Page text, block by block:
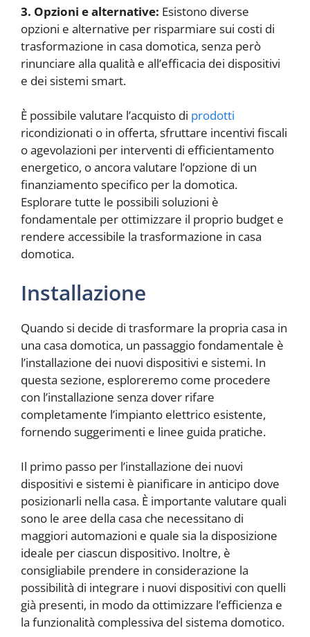
3. Opzioni e alternative: Esistono diverse
opzioni e alternative per risparmiare sui costi di
trasformazione in casa domotica, senza però
rinunciare alla qualità e all’efficacia dei dispositivi
e dei sistemi smart.
È possibile valutare l’acquisto di prodotti
ricondizionati o in offerta, sfruttare incentivi fiscali
o agevolazioni per interventi di efficientamento
energetico, o ancora valutare l’opzione di un
finanziamento specifico per la domotica.
Esplorare tutte le possibili soluzioni è
fondamentale per ottimizzare il proprio budget e
rendere accessibile la trasformazione in casa
domotica.
Installazione
Quando si decide di trasformare la propria casa in
una casa domotica, un passaggio fondamentale è
l’installazione dei nuovi dispositivi e sistemi. In
questa sezione, esploreremo come procedere
con l’installazione senza dover rifare
completamente l’impianto elettrico esistente,
fornendo suggerimenti e linee guida pratiche.
Il primo passo per l’installazione dei nuovi
dispositivi e sistemi è pianificare in anticipo dove
posizionarli nella casa. È importante valutare quali
sono le aree della casa che necessitano di
maggiori automazioni e quale sia la disposizione
ideale per ciascun dispositivo. Inoltre, è
consigliabile prendere in considerazione la
possibilità di integrare i nuovi dispositivi con quelli
già presenti, in modo da ottimizzare l’efficienza e
la funzionalità complessiva del sistema domotico.